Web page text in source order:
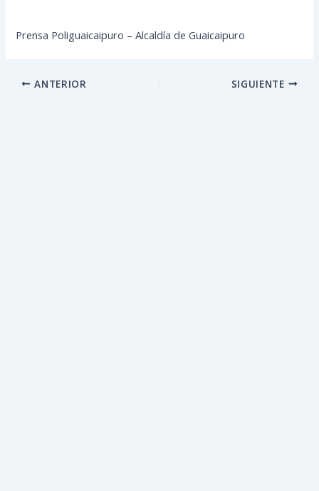
Prensa Poliguaicaipuro – Alcaldía de Guaicaipuro
ANTERIOR SIGUIENTE